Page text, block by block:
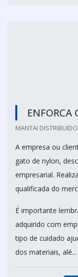
ENFORCA
MANTAI
A empresa ou
gato de nylon,
empresarial.
qualificada do
É importante
adquirido com
tipo de cuidado
dos materiais, alé...